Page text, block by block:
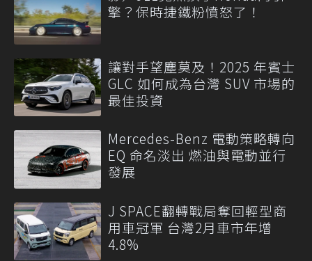
擎？保時捷鐵粉憤怒了！
讓對手望塵莫及！2025 年賓士
GLC 如何成為台灣 SUV 市場的
最佳投資
Mercedes-Benz 電動策略轉向
EQ 命名淡出 燃油與電動並行
發展
J SPACE翻轉戰局奪回輕型商
用車冠軍 台灣2月車市年增
4.8%